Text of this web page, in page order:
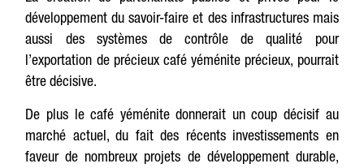
développement du savoir-faire et des infrastructures mais
aussi des systèmes de contrôle de qualité pour
l’exportation de précieux café yéménite précieux, pourrait
être décisive.
De plus le café yéménite donnerait un coup décisif au
marché actuel, du fait des récents investissements en
faveur de nombreux projets de développement durable,